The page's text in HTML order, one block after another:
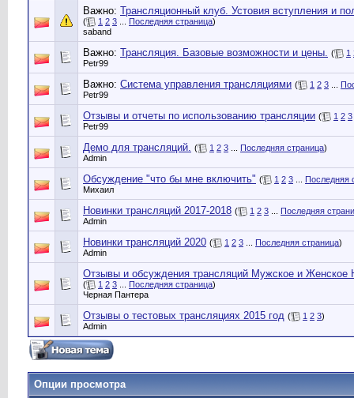
Важно: Трансляционный клуб. Устовия вступления и
( 1 2 3 Последняя страница)
saband
Важно: Трансляция. Базовые возможности и цены. ( 1
Petr99
Важно: Система управления трансляциями ( 1 2 3
Petr99
Отзывы и отчеты по использованию трансляции ( 1 2 3
Petr99
Демо для трансляций. ( 1 2 3 Последняя страница)
Admin
Обсуждение "что бы мне включить" ( 1 2 3
Последняя
Михаил
Новинки трансляций 2017-2018 ( 1 2 3
Последняя
Admin
Новинки трансляций 2020 ( 1 2 3 Последняя страница)
Admin
Отзывы и обсуждения трансляций Мужское и Женское
( 1 2 3 Последняя страница)
Черная Пантера
Отзывы о тестовых трансляциях 2015 год ( 1 2 3)
Admin
Опции просмотра